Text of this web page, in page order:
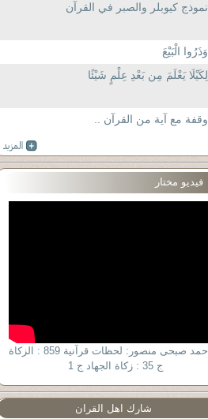
نموذج كيوبلر والصبر في القرآن
وَذَرُوا الْبَيْعَ
لِكَيْلَا يَعْلَمَ مِن بَعْدِ عِلْمٍ شَيْئًا
وقفة مع آية من القرآن ..
فيديو مختار
د. أحمد صبحى منصور: لحظات قرآنية 859 : الزكاة
ج 35 : زكاة الجهاد ج 1
شارك اهل القران